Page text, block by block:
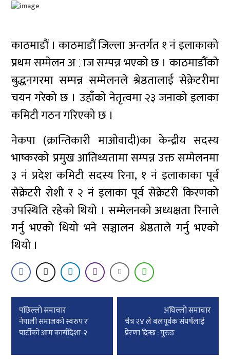
काठमाडौं । काठमाडौं जिल्ला अन्तर्गत १ नं इलाकाको
प्रथम सम्मेलन अाज सम्पन्न भएको छ । काठमाडाैंकाे
बुद्धनगरमा सम्पन्न सम्मेलनले श्रेष्ठतालाई सेक्रेटरीमा
चयन गरेको छ । उहाँको नेतृत्वमा २३ जनाको इलाका
कमिटी गठन गरिएको छ ।
नेकपा (क्रान्तिकारी माओवादी)का केन्द्रीय सदस्य
भाष्करको प्रमुख आतिथ्यतामा सम्पन्न उक्त सम्मेलनमा
३ नं प्रदेश कमिटी सदस्य रिना, १ नं इलाकाका पूर्व
सेक्रेटरी रोशी र २ नं इलाका पूर्व सेक्रेटरी किरणको
उपस्थिति रहेको थियो । सम्मेलनको अध्यक्षता रिनाले
गर्नु भएको थियो भने सञ्चालन श्रेष्ठताले गर्नु भएको
थियो ।
Post
navigation
पछिल्लाे समाचार
नेपाली समाजको स्वरुप र
पार्टीको आम कार्यदिशा-२
अघिल्लाे समाचार
चैत्र २४ ले बलपूर्वक संघर्षलाई
प्रेरणा दिन्छ : गुरुङ